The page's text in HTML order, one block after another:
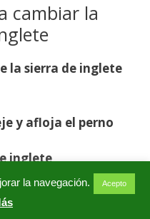
cambiar la
la sierra de inglete
y afloja el perno
inglete
de inglete
la navegación. Acepto